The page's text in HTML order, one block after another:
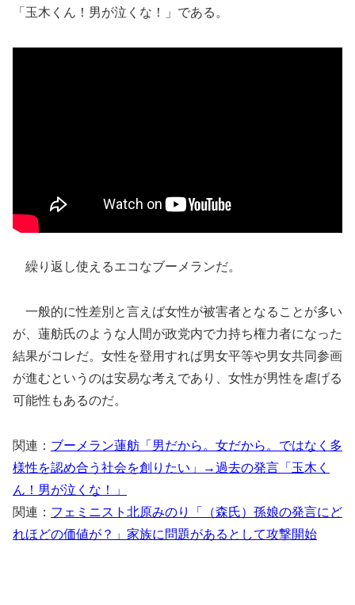
「玉木くん！男が泣くな！」である。
繰り返し使えるエコなブーメランだ。
一般的に性差別と言えば女性が被害者となることが多い
が、蓮舫氏のような人間が政党内で力持ち権力者になった
結果がコレだ。女性を登用すれば男女平等や男女共同参画
が進むというのは安易な考えであり、女性が男性を虐げる
可能性もあるのだ。
関連： ブーメラン蓮舫「男だから。女だから。ではなく多
様性を認め合う社会を創りたい」→過去の発言「玉木く
ん！男が泣くな！」
関連： フェミニスト北原みのり「（森氏）孫娘の発言にど
れほどの価値が？」家族に問題があるとして攻撃開始